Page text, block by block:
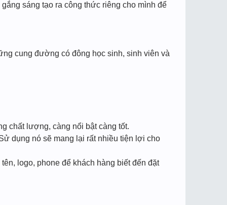
sáng tạo ra công thức riêng cho mình để
cung đường có đông học sinh, sinh viên và
chất lượng, càng nổi bật càng tốt.
dụng nó sẽ mang lại rất nhiều tiện lợi cho
logo, phone để khách hàng biết đến đặt